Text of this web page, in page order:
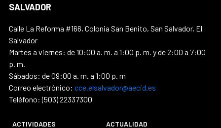
SALVADOR
Calle La Reforma #166, Colonia San Benito, San Salvador, El
Salvador
Martes a viernes: de 10:00 a. m. a 1:00 p. m. y de 2:00 a 7:00
p. m.
Sábados: de 09:00 a. m. a 1:00 p. m
Correo electrónico: cce.elsalvador@aecid.es
Teléfono: (503) 22337300
ACTIVIDADES ACTUALIDAD